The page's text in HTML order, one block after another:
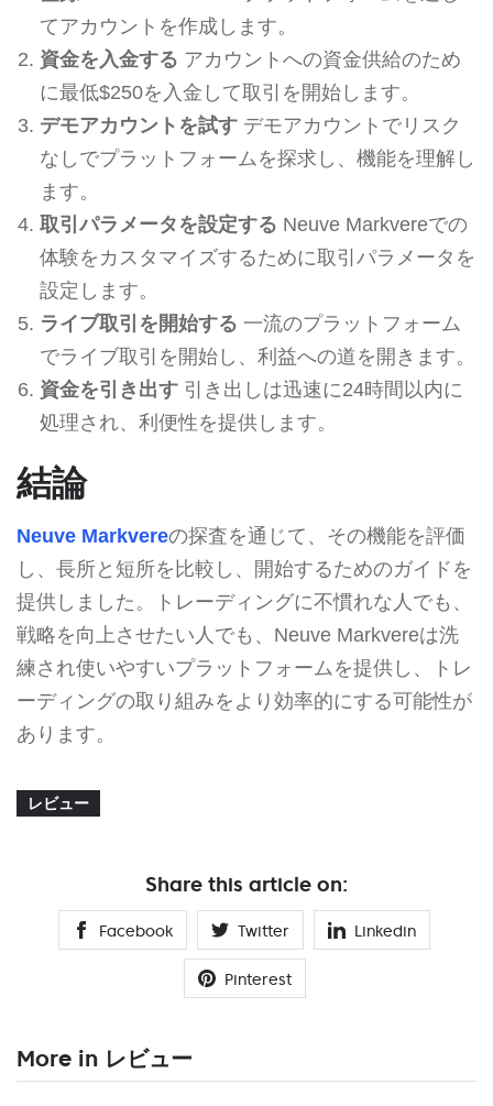
てアカウントを作成します。
資金を入金する アカウントへの資金供給のため
に最低$250を入金して取引を開始します。
デモアカウントを試すデモアカウントでリスク
なしでプラットフォームを探求し、機能を理解し
ます。
取引パラメータを設定する Neuve Markvereでの
体験をカスタマイズするために取引パラメータを
設定します。
ライブ取引を開始する 一流のプラットフォーム
でライブ取引を開始し、利益への道を開きます。
資金を引き出す引き出しは迅速に24時間以内に
処理され、利便性を提供します。
結論
Neuve Markvereの探査を通じて、その機能を評価
し、長所と短所を比較し、開始するためのガイドを
提供しました。トレーディングに不慣れな人でも、
戦略を向上させたい人でも、Neuve Markvereは洗
練され使いやすいプラットフォームを提供し、トレ
ーディングの取り組みをより効率的にする可能性が
あります。
レビュー
Share this article on:
Facebook Twitter Linkedin
Pinterest
More in レビュー